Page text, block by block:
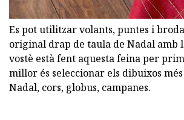
Es pot utilitzar volants, puntes i
original drap de taula de Nadal amb
vostè està fent aquesta feina per
millor és seleccionar els dibuixos
Nadal, cors, globus, campanes.